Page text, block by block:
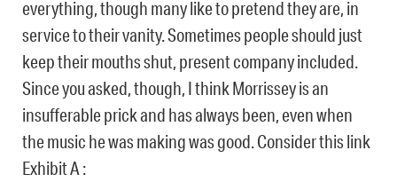
everything, though many like to pretend they are, in
service to their vanity. Sometimes people should just
keep their mouths shut, present company included.
Since you asked, though, I think Morrissey is an
insufferable prick and has always been, even when
the music he was making was good. Consider this link
Exhibit A :